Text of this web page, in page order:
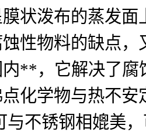
状泼布的蒸发
性物料的缺点
**，它解决了
化学物与热不
与不锈钢相媲美